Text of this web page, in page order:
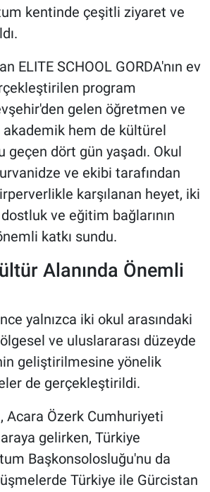
kentinde çeşitli ziyaret ve
ELITE SCHOOL GORDA'nın ev
program
gelen öğretmen ve
hem de kültürel
geçen dört gün yaşadı. Okul
ve ekibi tarafından
karşılanan heyet, iki
ve eğitim bağlarının
katkı sundu.
Alanında Önemli
yalnızca iki okul arasındaki
ve uluslararası düzeyde
geliştirilmesine yönelik
de gerçekleştirildi.
Acara Özerk Cumhuriyeti
gelirken, Türkiye
Başkonsolosluğu'nu da
Türkiye ile Gürcistan